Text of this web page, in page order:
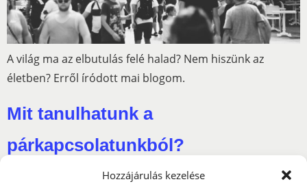
Hozzájárulás kezelése
A világ ma az elbutulás felé halad? Nem hiszünk az
életben? Erről íródott mai blogom.
Mit tanulhatunk a
párkapcsolatunkból?